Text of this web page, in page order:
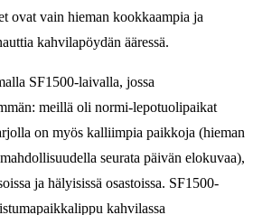
ovat vain hieman kookkaampia ja
kahvilapöydän ääressä.
SF1500-laivalla, jossa
meillä oli normi-lepotuolipaikat
on myös kalliimpia paikkoja (hieman
seurata päivän elokuvaa),
ja hälyisissä osastoissa. SF1500-
kahvilassa